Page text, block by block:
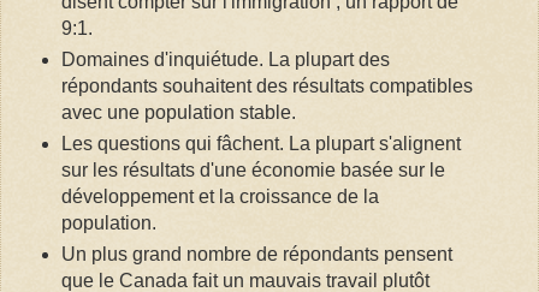
9:1.
Domaines d'inquiétude. La plupart des
répondants souhaitent des résultats compatibles
avec une population stable.
Les questions qui fâchent. La plupart s'alignent
sur les résultats d'une économie basée sur le
développement et la croissance de la
population.
Un plus grand nombre de répondants pensent
que le Canada fait un mauvais travail plutôt